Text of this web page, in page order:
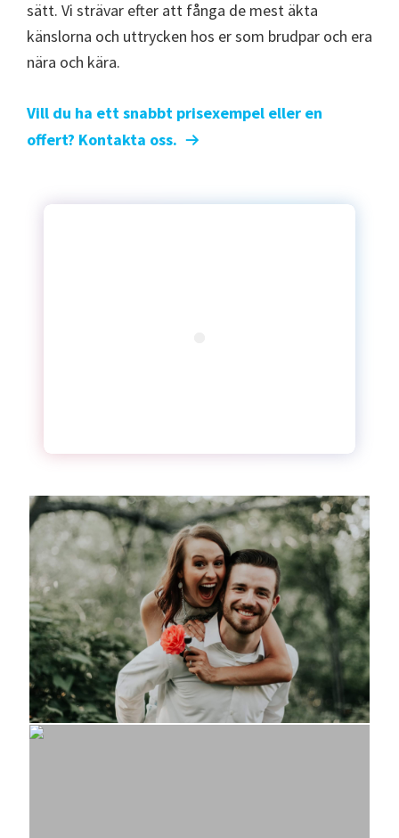
sätt. Vi strävar efter att fånga de mest äkta
känslorna och uttrycken hos er som brudpar och era
nära och kära.
Vill du ha ett snabbt prisexempel eller en
offert? Kontakta oss.